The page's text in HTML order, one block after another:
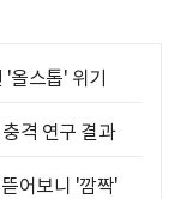
'올스톱' 위기
격 연구 결과
어보니 '깜짝'